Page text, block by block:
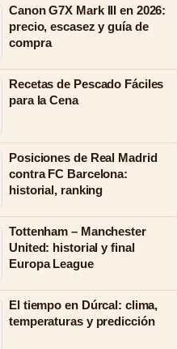
Canon G7X Mark III en 2026:
precio, escasez y guía de
compra
Recetas de Pescado Fáciles
para la Cena
Posiciones de Real Madrid
contra FC Barcelona:
historial, ranking
Tottenham – Manchester
United: historial y final
Europa League
El tiempo en Dúrcal: clima,
temperaturas y predicción